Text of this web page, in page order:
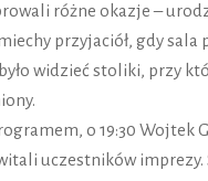
różne okazje –
przyjaciół, gdy sala
widzieć stoliki, przy
o 19:30 Wojtek
uczestników